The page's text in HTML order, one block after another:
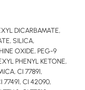
DICARBAMATE,
SILICA,
OXIDE, PEG-9
PHENYL KETONE,
CI 77891,
77491, CI 42090,